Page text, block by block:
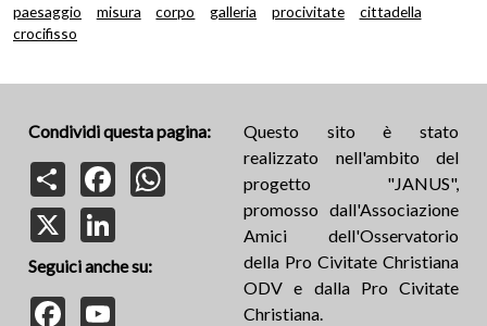
paesaggio
misura corpo galleria procivitate
cittadella
crocifisso
Condividi questa pagina:
Share
FacebookWhatsApp
Seguici anche su:
Facebook
Questo sito è stato
realizzato nell'ambito del
progetto "JANUS",
promosso dall'Associazione
Amici dell'Osservatorio
della Pro Civitate Christiana
ODV e dalla Pro Civitate
Christiana.